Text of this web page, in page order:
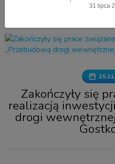
Zakończyły się
realizacją
drogi
31 lipca